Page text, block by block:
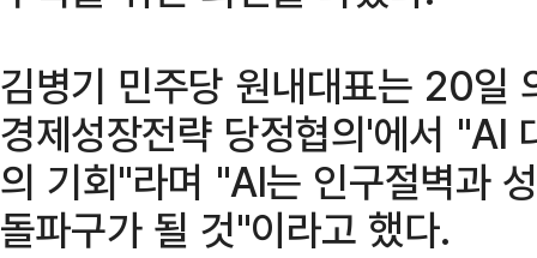
김병기 민주당 원내대표는 20일
경제성장전략 당정협의'에서 "AI
의 기회"라며 "AI는 인구절벽과
돌파구가 될 것"이라고 했다.